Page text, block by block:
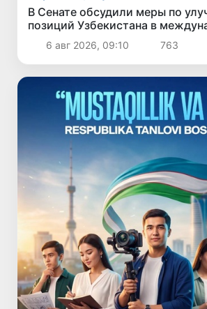
В Сенате обсудили меры по
позиций Узбекистана в
рейтингах и индексах
6 авг 2026, 09:10 763